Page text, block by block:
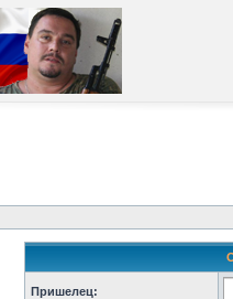
Пришелец: